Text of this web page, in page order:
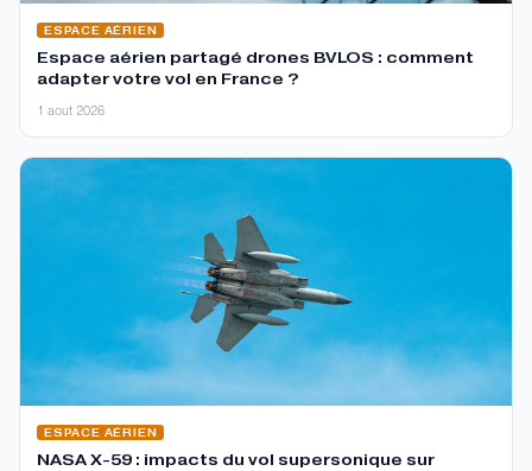
ESPACE AÉRIEN
Espace aérien partagé drones BVLOS : comment
adapter votre vol en France ?
1 aout 2026
ESPACE AÉRIEN
NASA X-59 : impacts du vol supersonique sur